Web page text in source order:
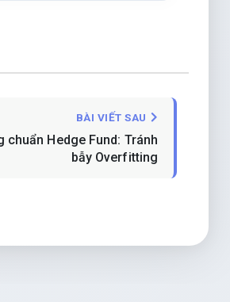
BÀI VIẾT SAU
chuẩn Hedge Fund: Tránh
bẫy Overfitting